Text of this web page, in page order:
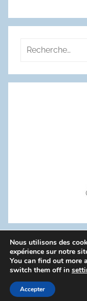
Recherche
:
WordPress
Politique de
Nous utilisons des
expérience sur notre
You can find out more
switch them off in
Accepter